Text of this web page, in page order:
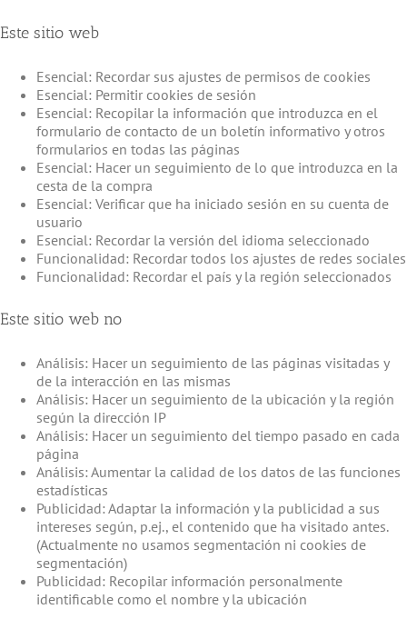
Este sitio web
Esencial: Recordar sus ajustes de permisos de cookies
Esencial: Permitir cookies de sesión
Esencial: Recopilar la información que introduzca en el
formulario de contacto de un boletín informativo y otros
formularios en todas las páginas
Esencial: Hacer un seguimiento de lo que introduzca en la
cesta de la compra
Esencial: Verificar que ha iniciado sesión en su cuenta de
usuario
Esencial: Recordar la versión del idioma seleccionado
Funcionalidad: Recordar todos los ajustes de redes sociales
Funcionalidad: Recordar el país y la región seleccionados
Este sitio web no
Análisis: Hacer un seguimiento de las páginas visitadas y
de la interacción en las mismas
Análisis: Hacer un seguimiento de la ubicación y la región
según la dirección IP
Análisis: Hacer un seguimiento del tiempo pasado en cada
página
Análisis: Aumentar la calidad de los datos de las funciones
estadísticas
Publicidad: Adaptar la información y la publicidad a sus
intereses según, p.ej., el contenido que ha visitado antes.
(Actualmente no usamos segmentación ni cookies de
segmentación)
Publicidad: Recopilar información personalmente
identificable como el nombre y la ubicación